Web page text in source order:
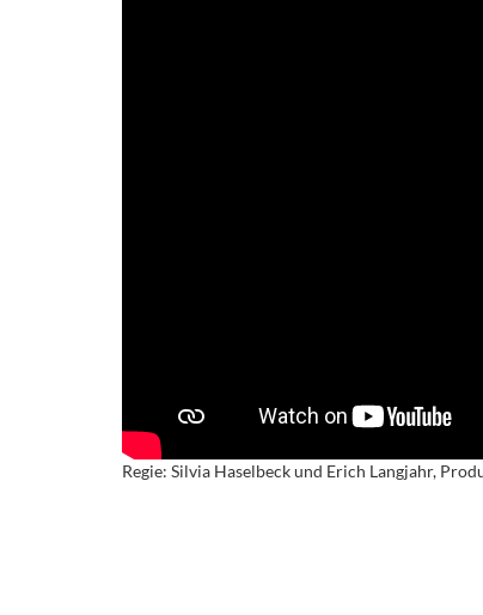
Regie: Silvia Haselbeck und Erich Langjahr,